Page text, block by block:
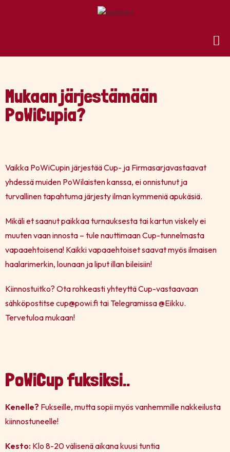
Mukaan järjestämään
PoWiCupia?
Vaikka PoWiCupin järjestää Cup- ja Firmasarjavastaavat
yhdessä muiden PoWilaisten kanssa, ei onnistunut ja
turvallinen tapahtuma järjesty ilman kymmeniä apukäsiä.
Mikäli et saanut paikkaa turnauksesta tai kartun viskely ei
muuten vaan innosta – tule nauttimaan Cup-tunnelmasta
vapaaehtoisena! Kaikki vapaaehtoiset saavat myös ilmaisen
haalarimerkin, lounaan ja liput illan bileisiin!
Kiinnostuitko? Ota rohkeasti yhteyttä Cup-vastaavaan
sähköpostitse cup@powi.fi tai Telegramissa @Eikku.
Tervetuloa mukaan!
PoWiCup fuksiksi..
Kenelle? Fukseille, mutta sopii myös vanhemmille nakkeilusta
kiinnostuneelle!
Kesto: Klo 8-20 välisenä aikana kuusi tuntia